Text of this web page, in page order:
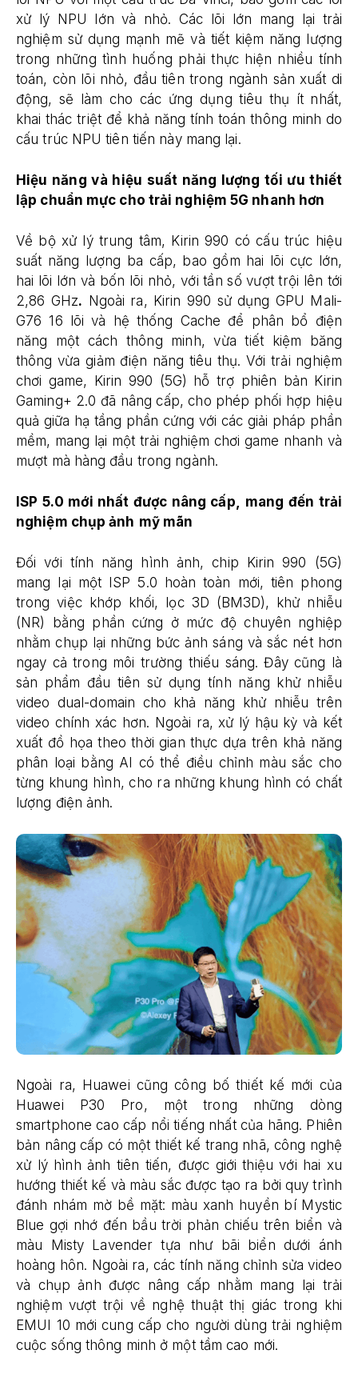
xử lý NPU lớn và nhỏ. Các lõi lớn mang lại trải
nghiệm sử dụng mạnh mẽ và tiết kiệm năng lượng
trong những tình huống phải thực hiện nhiều tính
toán, còn lõi nhỏ, đầu tiên trong ngành sản xuất di
động, sẽ làm cho các ứng dụng tiêu thụ ít nhất,
khai thác triệt để khả năng tính toán thông minh do
cấu trúc NPU tiên tiến này mang lại.
Hiệu năng và hiệu suất năng lượng tối ưu thiết
lập chuẩn mực cho trải nghiệm 5G nhanh hơn
Về bộ xử lý trung tâm, Kirin 990 có cấu trúc hiệu
suất năng lượng ba cấp, bao gồm hai lõi cực lớn,
hai lõi lớn và bốn lõi nhỏ, với tần số vượt trội lên tới
2,86 GHz. Ngoài ra, Kirin 990 sử dụng GPU Mali-
G76 16 lõi và hệ thống Cache để phân bổ điện
năng một cách thông minh, vừa tiết kiệm băng
thông vừa giảm điện năng tiêu thụ. Với trải nghiệm
chơi game, Kirin 990 (5G) hỗ trợ phiên bản Kirin
Gaming+ 2.0 đã nâng cấp, cho phép phối hợp hiệu
quả giữa hạ tầng phần cứng với các giải pháp phần
mềm, mang lại một trải nghiệm chơi game nhanh và
mượt mà hàng đầu trong ngành.
ISP 5.0 mới nhất được nâng cấp,
mang đến trải
nghiệm chụp ảnh mỹ mãn
Đối với tính năng hình ảnh, chip Kirin 990 (5G)
mang lại một ISP 5.0 hoàn toàn mới, tiên phong
trong việc khớp khối, lọc 3D (BM3D), khử nhiễu
(NR) bằng phần cứng ở mức độ chuyên nghiệp
nhằm chụp lại những bức ảnh sáng và sắc nét hơn
ngay cả trong môi trường thiếu sáng. Đây cũng là
sản phẩm đầu tiên sử dụng tính năng khử nhiễu
video dual-domain cho khả năng khử nhiễu trên
video chính xác hơn. Ngoài ra, xử lý hậu kỳ và kết
xuất đồ họa theo thời gian thực dựa trên khả năng
phân loại bằng AI có thể điều chỉnh màu sắc cho
từng khung hình, cho ra những khung hình có chất
lượng điện ảnh.
Ngoài ra, Huawei cũng công bố thiết kế mới của
Huawei P30 Pro, một trong những dòng
smartphone cao cấp nổi tiếng nhất của hãng. Phiên
bản nâng cấp có một thiết kế trang nhã, công nghệ
xử lý hình ảnh tiên tiến, được giới thiệu với hai xu
hướng thiết kế và màu sắc được tạo ra bởi quy trình
đánh nhám mờ bề mặt: màu xanh huyền bí Mystic
Blue gợi nhớ đến bầu trời phản chiếu trên biển và
màu Misty Lavender tựa như bãi biển dưới ánh
hoàng hôn. Ngoài ra, các tính năng chỉnh sửa video
và chụp ảnh được nâng cấp nhằm mang lại trải
nghiệm vượt trội về nghệ thuật thị giác trong khi
EMUI 10 mới cung cấp cho người dùng trải nghiệm
cuộc sống thông minh ở một tầm cao mới.